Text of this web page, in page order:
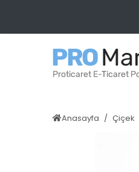
Anasayfa Çiçek